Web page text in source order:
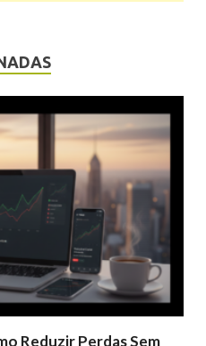
Reduzir Perdas Sem